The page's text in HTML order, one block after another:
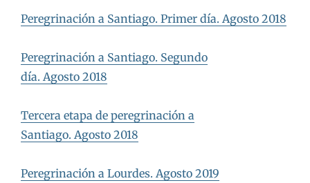
Peregrinación a Santiago. Primer día. Agosto 2018
Peregrinación a Santiago. Segundo
día. Agosto 2018
Tercera etapa de peregrinación a
Santiago. Agosto 2018
Peregrinación a Lourdes. Agosto 2019